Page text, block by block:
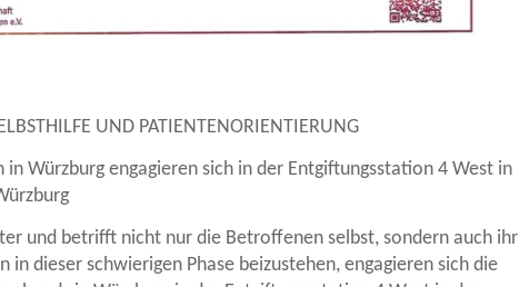
UND PATIENTENORIENTIERUNG
in Würzburg engagieren sich in der Entgiftungsstation 4 West in
und betrifft nicht nur die Betroffenen selbst, sondern auch ihr
in dieser schwierigen Phase beizustehen, engagieren sich die